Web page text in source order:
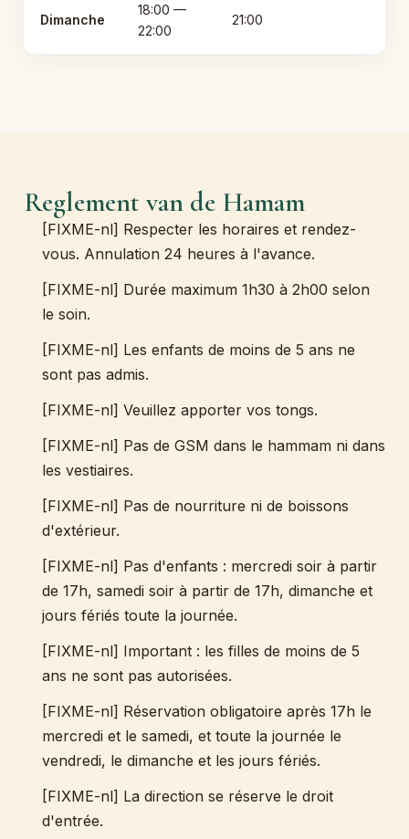
Dimanche
18:00 —
22:00
21:00
Reglement van de Hamam
[FIXME-nl] Respecter les horaires et rendez-
vous. Annulation 24 heures à l'avance.
[FIXME-nl] Durée maximum 1h30 à 2h00 selon
le soin.
[FIXME-nl] Les enfants de moins de 5 ans ne
sont pas admis.
[FIXME-nl] Veuillez apporter vos tongs.
[FIXME-nl] Pas de GSM dans le hammam ni dans
les vestiaires.
[FIXME-nl] Pas de nourriture ni de boissons
d'extérieur.
[FIXME-nl] Pas d'enfants : mercredi soir à partir
de 17h, samedi soir à partir de 17h, dimanche et
jours fériés toute la journée.
[FIXME-nl] Important : les filles de moins de 5
ans ne sont pas autorisées.
[FIXME-nl] Réservation obligatoire après 17h le
mercredi et le samedi, et toute la journée le
vendredi, le dimanche et les jours fériés.
[FIXME-nl] La direction se réserve le droit
d'entrée.